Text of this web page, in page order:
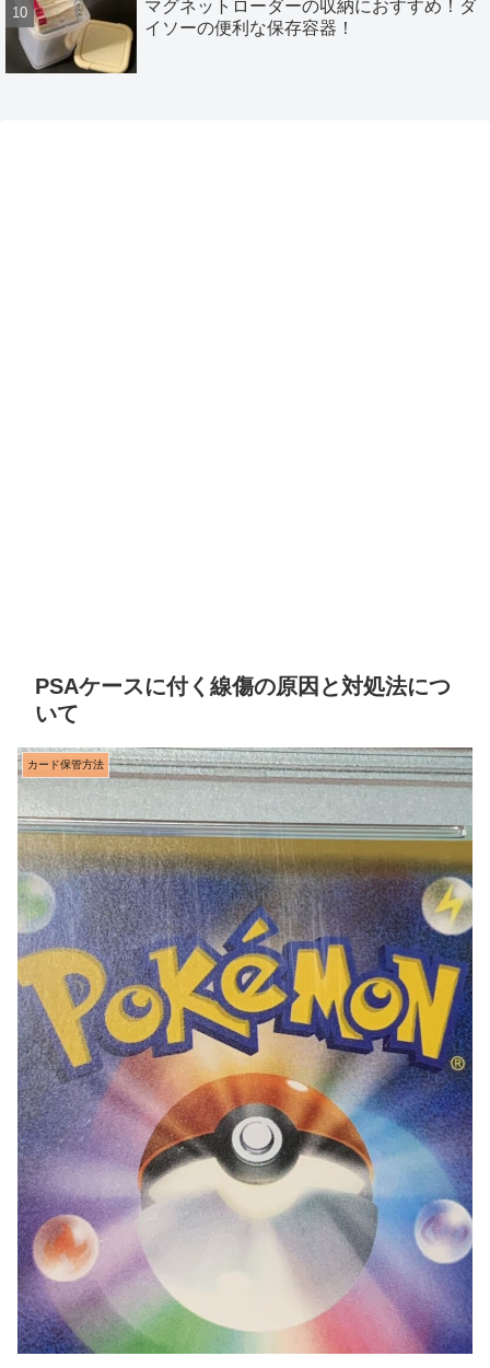
マグネットローダーの収納におすすめ！ダ
イソーの便利な保存容器！
PSAケースに付く線傷の原因と対処法につ
いて
カード保管方法